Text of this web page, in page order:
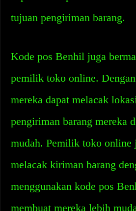
tujuan pengiriman barang.
Kode pos Benhil juga
pemilik toko online.
mereka dapat melacak
pengiriman barang mereka
mudah. Pemilik toko online
melacak kiriman barang
menggunakan kode pos
membuat mereka lebih